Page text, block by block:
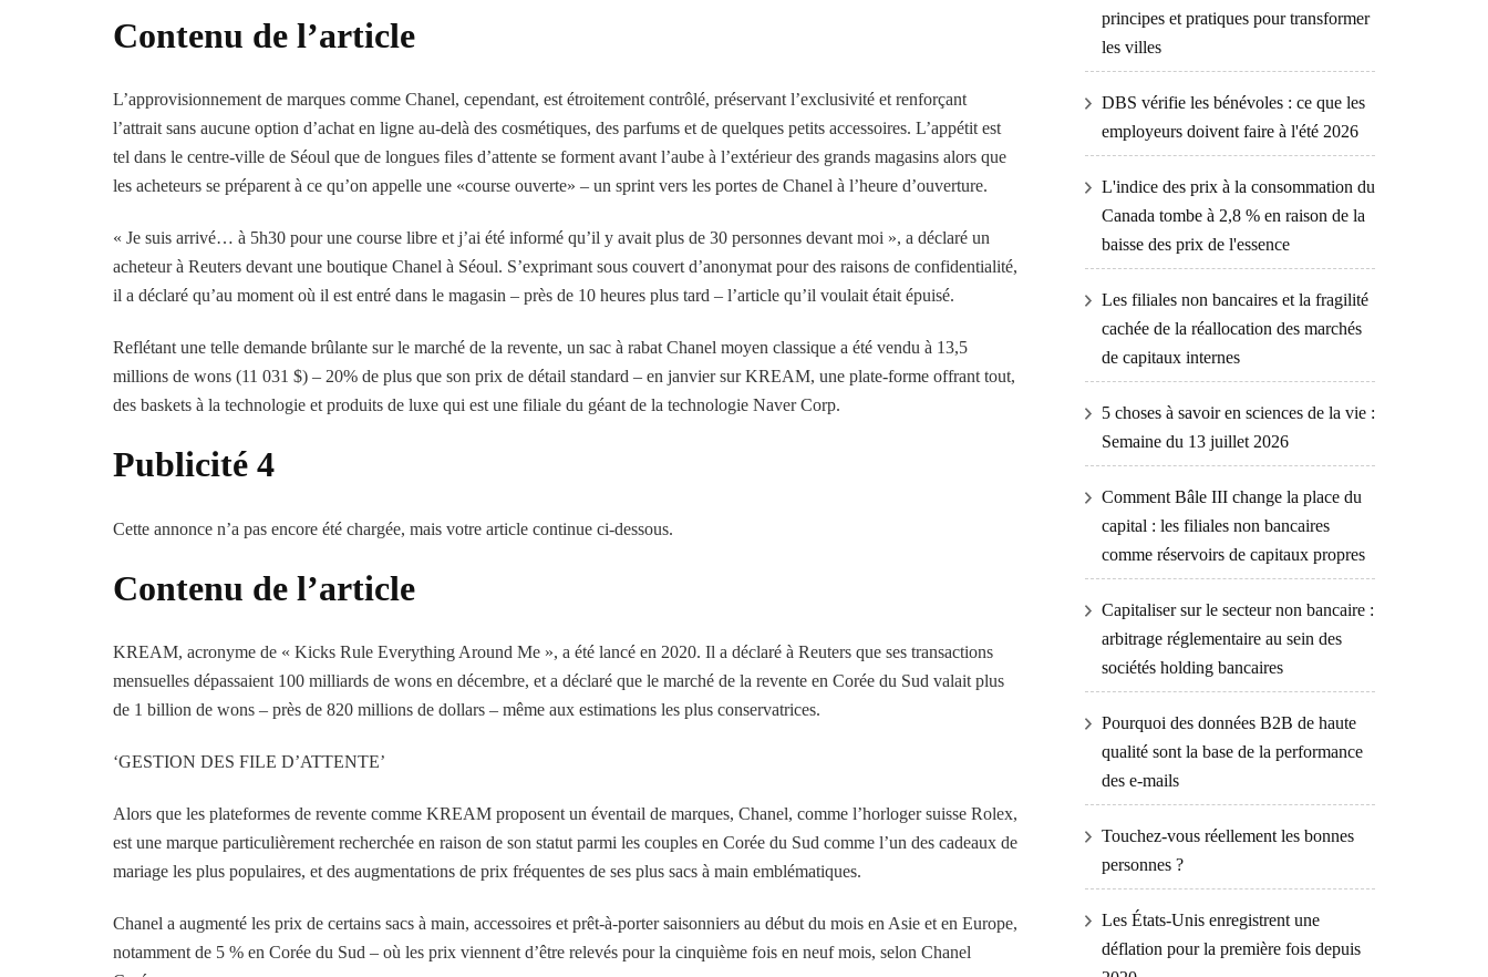
Contenu de l’article
L’approvisionnement de marques comme Chanel, cependant, est étroitement contrôlé, préservant l’exclusivité et renforçant
l’attrait sans aucune option d’achat en ligne au-delà des cosmétiques, des parfums et de quelques petits accessoires. L’appétit est
tel dans le centre-ville de Séoul que de longues files d’attente se forment avant l’aube à l’extérieur des grands magasins alors que
les acheteurs se préparent à ce qu’on appelle une «course ouverte» – un sprint vers les portes de Chanel à l’heure d’ouverture.
« Je suis arrivé… à 5h30 pour une course libre et j’ai été informé qu’il y avait plus de 30 personnes devant moi », a déclaré un
acheteur à Reuters devant une boutique Chanel à Séoul. S’exprimant sous couvert d’anonymat pour des raisons de confidentialité,
il a déclaré qu’au moment où il est entré dans le magasin – près de 10 heures plus tard – l’article qu’il voulait était épuisé.
Reflétant une telle demande brûlante sur le marché de la revente, un sac à rabat Chanel moyen classique a été vendu à 13,5
millions de wons (11 031 $) – 20% de plus que son prix de détail standard – en janvier sur KREAM, une plate-forme offrant tout,
des baskets à la technologie et produits de luxe qui est une filiale du géant de la technologie Naver Corp.
Publicité 4
Cette annonce n’a pas encore été chargée, mais votre article continue ci-dessous.
Contenu de l’article
KREAM, acronyme de « Kicks Rule Everything Around Me », a été lancé en 2020. Il a déclaré à Reuters que ses transactions
mensuelles dépassaient 100 milliards de wons en décembre, et a déclaré que le marché de la revente en Corée du Sud valait plus
de 1 billion de wons – près de 820 millions de dollars – même aux estimations les plus conservatrices.
‘GESTION DES FILE D’ATTENTE’
Alors que les plateformes de revente comme KREAM proposent un éventail de marques, Chanel, comme l’horloger suisse Rolex,
est une marque particulièrement recherchée en raison de son statut parmi les couples en Corée du Sud comme l’un des cadeaux de
mariage les plus populaires, et des augmentations de prix fréquentes de ses plus sacs à main emblématiques.
Chanel a augmenté les prix de certains sacs à main, accessoires et prêt-à-porter saisonniers au début du mois en Asie et en Europe,
notamment de 5 % en Corée du Sud – où les prix viennent d’être relevés pour la cinquième fois en neuf mois, selon Chanel
principes et pratiques pour transformer
les villes
DBS vérifie les bénévoles : ce que les
employeurs doivent faire à l'été 2026
L'indice des prix à la consommation du
Canada tombe à 2,8 % en raison de la
baisse des prix de l'essence
Les filiales non bancaires et la fragilité
cachée de la réallocation des marchés
de capitaux internes
5 choses à savoir en sciences de la vie :
Semaine du 13 juillet 2026
Comment Bâle III change la place du
capital : les filiales non bancaires
comme réservoirs de capitaux propres
Capitaliser sur le secteur non bancaire :
arbitrage réglementaire au sein des
sociétés holding bancaires
Pourquoi des données B2B de haute
qualité sont la base de la performance
des e-mails
Touchez-vous réellement les bonnes
personnes ?
Les États-Unis enregistrent une
déflation pour la première fois depuis